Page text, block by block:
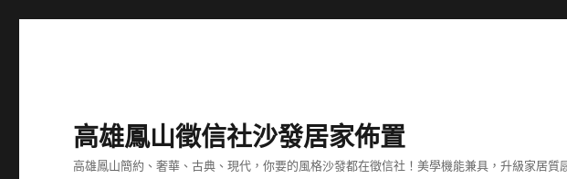
高雄鳳山徵信社沙發居家佈置
高雄鳳山簡約、奢華、古典、現代，你要的風格沙發都在徵信社！美學機能兼具，升級家居質